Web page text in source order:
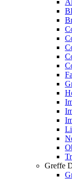
Greffe